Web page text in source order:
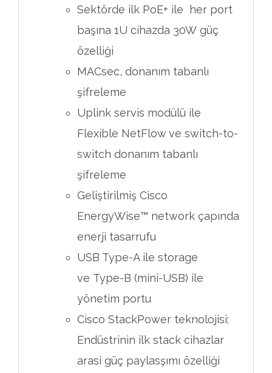
Sektörde ilk PoE+ ile her port
başına 1U cihazda 30W güç
özelliği
MACsec, donanım tabanlı
şifreleme
Uplink servis modülü ile
Flexible NetFlow ve switch-to-
switch donanım tabanlı
şifreleme
Geliştirilmiş Cisco
EnergyWise™ network çapında
enerji tasarrufu
USB Type-A ile storage
ve Type-B (mini-USB) ile
yönetim portu
Cisco StackPower teknolojisi:
Endüstrinin ilk stack cihazlar
arasi güç paylasşımı özelliği